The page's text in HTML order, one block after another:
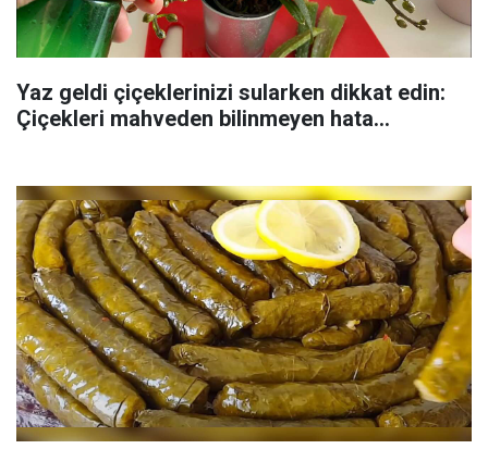
Yaz geldi çiçeklerinizi sularken dikkat edin:
Çiçekleri mahveden bilinmeyen hata...